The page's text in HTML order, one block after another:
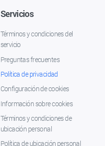
Servicios
Términos y condiciones del
servicio
Preguntas frecuentes
Política de privacidad
Configuración de cookies
Información sobre cookies
Términos y condiciones de
ubicación personal
Política de ubicación personal